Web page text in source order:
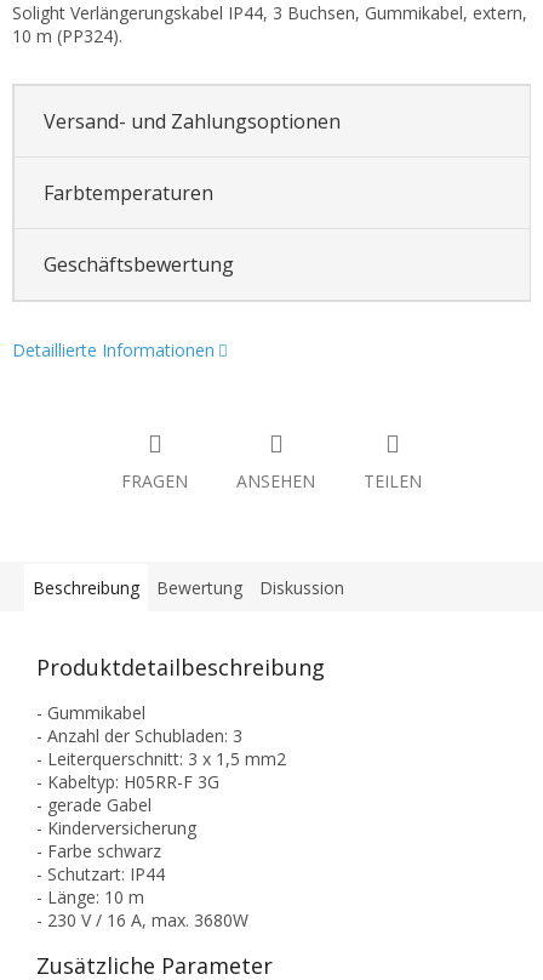
Solight Verlängerungskabel IP44, 3 Buchsen, Gummikabel, extern,
10 m (PP324).
Versand- und Zahlungsoptionen
Farbtemperaturen
Geschäftsbewertung
Detaillierte Informationen
FRAGEN ANSEHEN TEILEN
Beschreibung Bewertung Diskussion
Produktdetailbeschreibung
- Gummikabel
- Anzahl der Schubladen: 3
- Leiterquerschnitt: 3 x 1,5 mm2
- Kabeltyp: H05RR-F 3G
- gerade Gabel
- Kinderversicherung
- Farbe schwarz
- Schutzart: IP44
- Länge: 10 m
- 230 V / 16 A, max. 3680W
Zusätzliche Parameter